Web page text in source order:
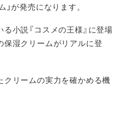
が発売になります。
小説『コスメの王様』に登場
湿クリームがリアルに登
クリームの実力を確かめる機